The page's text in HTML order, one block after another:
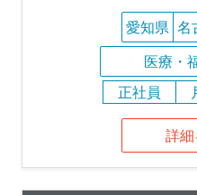
愛知県 名
医療・
正社員
詳